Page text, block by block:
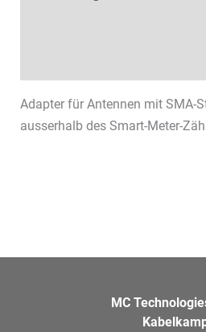
Adapter für Antennen mit SMA-
ausserhalb des Smart-Meter-
MC